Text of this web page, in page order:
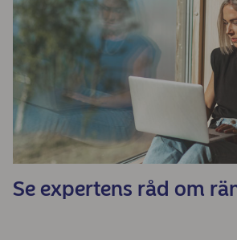
Se expertens råd om